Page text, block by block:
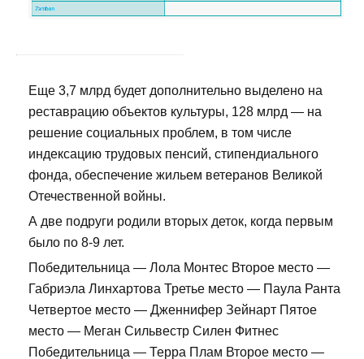
Еще 3,7 млрд будет дополнительно выделено на
реставрацию объектов культуры, 128 млрд — на
решение социальных проблем, в том числе
индексацию трудовых пенсий, стипендиального
фонда, обеспечение жильем ветеранов Великой
Отечественной войны.
А две подруги родили вторых деток, когда первым
было по 8-9 лет.
Победительница — Лола Монтес Второе место —
Габриэла Линхартова Третье место — Паула Ранта
Четвертое место — Дженнифер Зейнарт Пятое
место — Меган Сильвестр Силен Фитнес
Победительница — Терра Плам Второе место —